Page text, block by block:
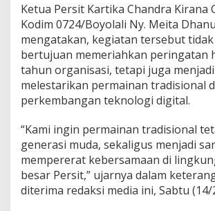
e
r
e
r
a
t
K
b
r
s
a
a
a
Ketua Persit Kartika Chandra Kirana
Kodim 0724/Boyolali Ny. Meita
mengatakan, kegiatan tersebut
bertujuan memeriahkan peringatan
tahun organisasi, tetapi juga
melestarikan permainan tradisional
perkembangan teknologi digital.
“Kami ingin permainan tradisional
generasi muda, sekaligus menjadi
mempererat kebersamaan di
besar Persit,” ujarnya dalam
diterima redaksi media ini, Sabtu (14/